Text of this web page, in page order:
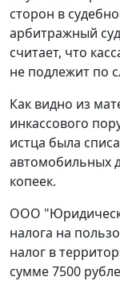
сторон в
арбитражный
считает, что
не подлежит по
Как видно из
инкассового
истца была
автомобильных
копеек.
ООО
налога на
налог в
сумме 7500